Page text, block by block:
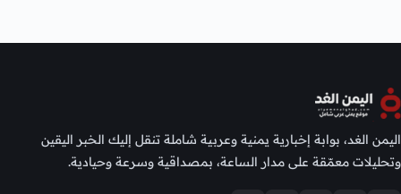
اليمن الغد، بوابة إخبارية يمنية وعربية شاملة تنقل إليك الخبر اليقين
وتحليلات معمّقة على مدار الساعة، بمصداقية وسرعة وحيادية.